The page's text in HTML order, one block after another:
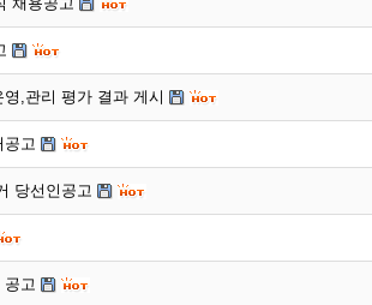
,관리 평가 결과 게시
공고
당선인공고
공고